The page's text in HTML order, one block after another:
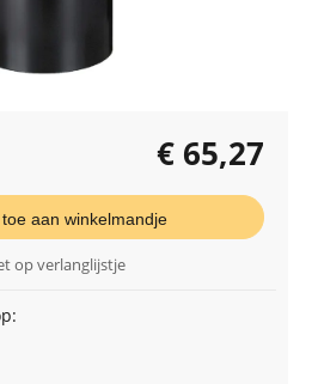
€ 65,27
aan winkelmandje
op verlanglijstje